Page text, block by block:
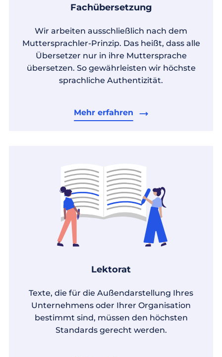
Fachübersetzung
Wir arbeiten ausschließlich nach dem
Muttersprachler-Prinzip. Das heißt, dass alle
Übersetzer nur in ihre Muttersprache
übersetzen. So gewährleisten wir höchste
sprachliche Authentizität.
Mehr erfahren
Lektorat
Texte, die für die Außendarstellung Ihres
Unternehmens oder Ihrer Organisation
bestimmt sind, müssen den höchsten
Standards gerecht werden.